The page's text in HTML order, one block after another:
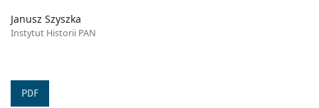
Janusz Szyszka
Instytut Historii PAN
PDF